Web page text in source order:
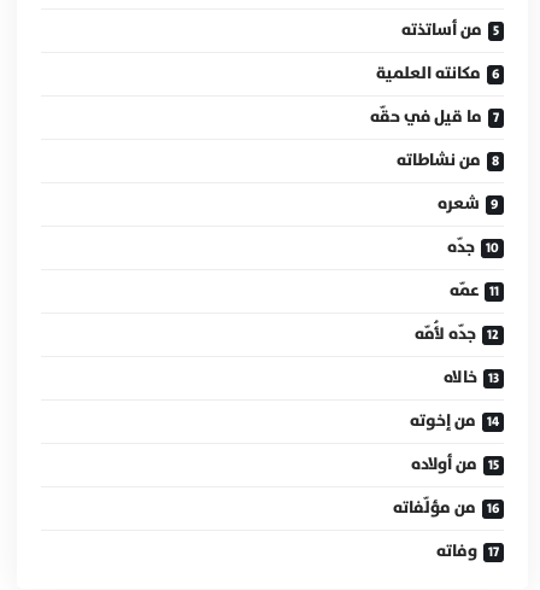
من أساتذته
مكانته العلمية
ما قيل في حقّه
من نشاطاته
شعره
جدّه
عمّه
جدّه لأُمّه
خالاه
من إخوته
من أولاده
من مؤلّفاته
وفاته